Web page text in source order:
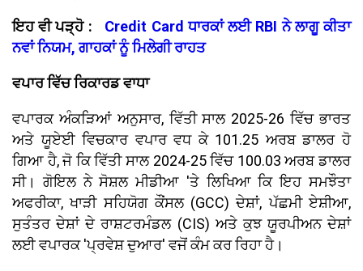
ਇਹ ਵੀ ਪੜ੍ਹੋ :
Credit Card ਧਾਰਕਾਂ ਲਈ RBI ਨੇ ਲਾਗੂ ਕੀਤਾ
ਨਵਾਂ ਨਿਯਮ, ਗਾਹਕਾਂ ਨੂੰ ਮਿਲੇਗੀ ਰਾਹਤ
ਵਪਾਰ ਵਿੱਚ ਰਿਕਾਰਡ ਵਾਧਾ
ਵਪਾਰਕ ਅੰਕੜਿਆਂ ਅਨੁਸਾਰ, ਵਿੱਤੀ ਸਾਲ 2025-26 ਵਿੱਚ ਭਾਰਤ
ਅਤੇ ਯੂਏਈ ਵਿਚਕਾਰ ਵਪਾਰ ਵਧ ਕੇ 101.25 ਅਰਬ ਡਾਲਰ ਹੋ
ਗਿਆ ਹੈ, ਜੋ ਕਿ ਵਿੱਤੀ ਸਾਲ 2024-25 ਵਿੱਚ 100.03 ਅਰਬ ਡਾਲਰ
ਸੀ। ਗੋਇਲ ਨੇ ਸੋਸ਼ਲ ਮੀਡੀਆ 'ਤੇ ਲਿਖਿਆ ਕਿ ਇਹ ਸਮਝੌਤਾ
ਅਫਰੀਕਾ, ਖਾੜੀ ਸਹਿਯੋਗ ਕੌਂਸਲ (GCC) ਦੇਸ਼ਾਂ, ਪੱਛਮੀ ਏਸ਼ੀਆ,
ਸੁਤੰਤਰ ਦੇਸ਼ਾਂ ਦੇ ਰਾਸ਼ਟਰਮੰਡਲ (CIS) ਅਤੇ ਕੁਝ ਯੂਰਪੀਅਨ ਦੇਸ਼ਾਂ
ਲਈ ਵਪਾਰਕ 'ਪ੍ਰਵੇਸ਼ ਦੁਆਰ' ਵਜੋਂ ਕੰਮ ਕਰ ਰਿਹਾ ਹੈ।